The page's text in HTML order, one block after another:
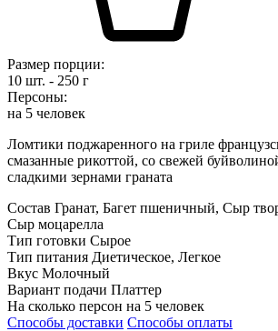
Размер порции:
10 шт. - 250 г
Персоны:
на 5 человек
Ломтики поджаренного на гриле
смазанные рикоттой, со свежей
сладкими зернами граната
Состав Гранат, Багет пшеничный, Сыр
Сыр моцарелла
Тип готовки Сырое
Тип питания Диетическое, Легкое
Вкус Молочный
Вариант подачи Платтер
На сколько персон на 5 человек
Способы доставки Способы оплаты